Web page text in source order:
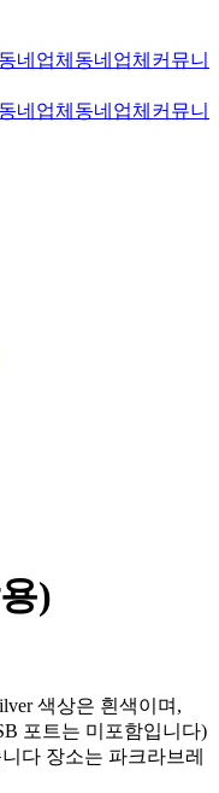
동네업체 동네업체 커뮤니
동네업체 동네업체 커뮤니
)
색상은 흰색이며,
포트는 미포함입니다)
다 장소는 파크라브레